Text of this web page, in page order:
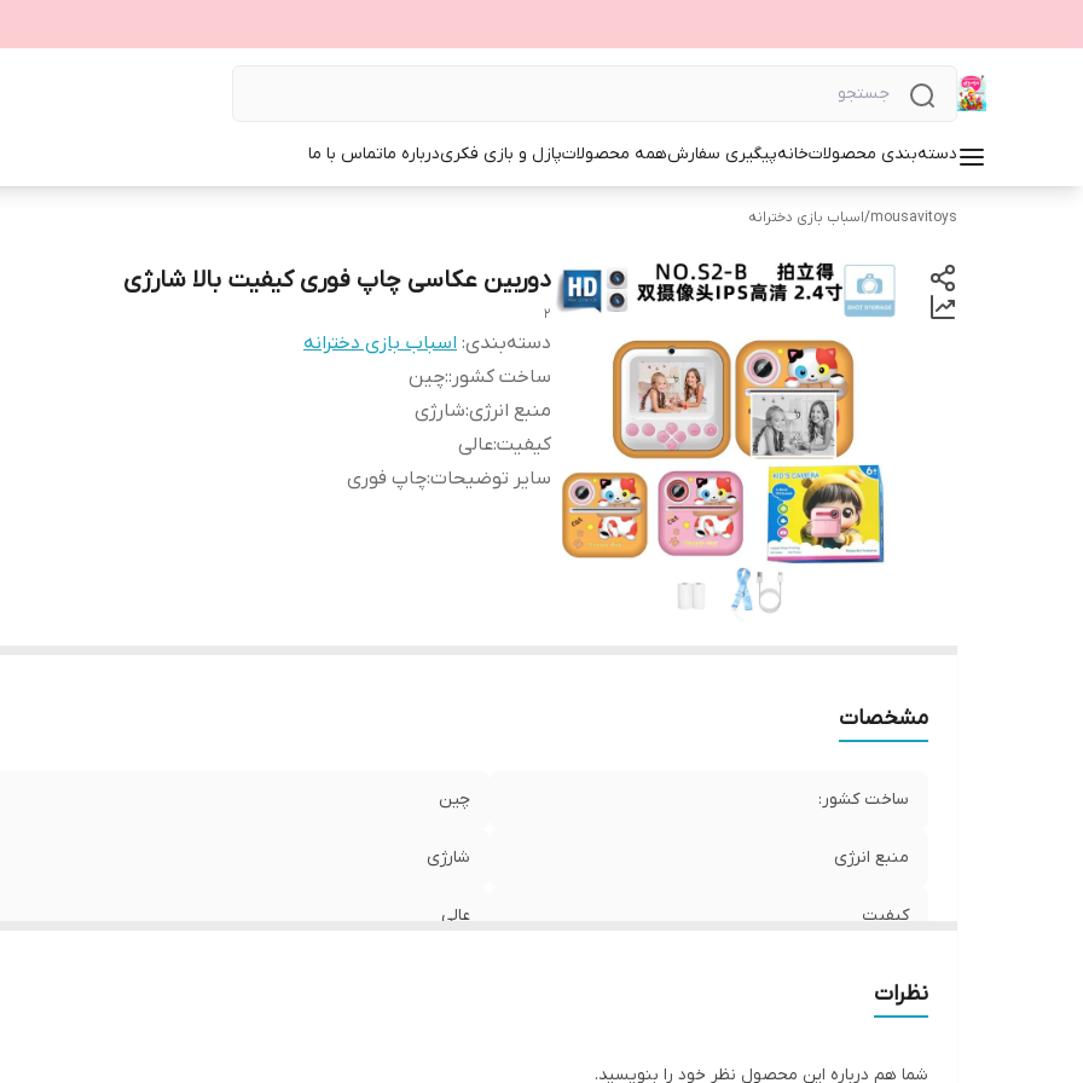
دسته‌بندی محصولاتخانهپیگیری سفارشهمه محصولاتپازل و بازی فکریدرباره ماتماس با ما
mousavitoys
/اسباب بازی دخترانه
دوربین عکاسی چاپ فوری کیفیت بالا شارژی
2
دسته‌بندی: اسباب بازی دخترانه
ساخت کشور::چین
منبع انرژی:شارژی
کیفیت:عالی
سایر توضیحات:چاپ فوری
مشخصات
ساخت کشور: چین
منبع انرژی شارژی
کیفیت عالی
نظرات
شما هم درباره این محصول نظر خود را بنویسید.